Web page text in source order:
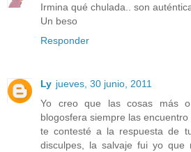
Irmina qué chulada.. son
Un beso
Responder
Ly jueves, 30 junio, 2011
Yo creo que las cosas más
blogosfera siempre las
te contesté a la respuesta de
disculpes, la salvaje fui yo